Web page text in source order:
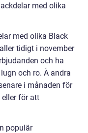
med olika
med olika Black
tidigt i november
och ha
och ro. Å andra
i månaden för
för att
populär